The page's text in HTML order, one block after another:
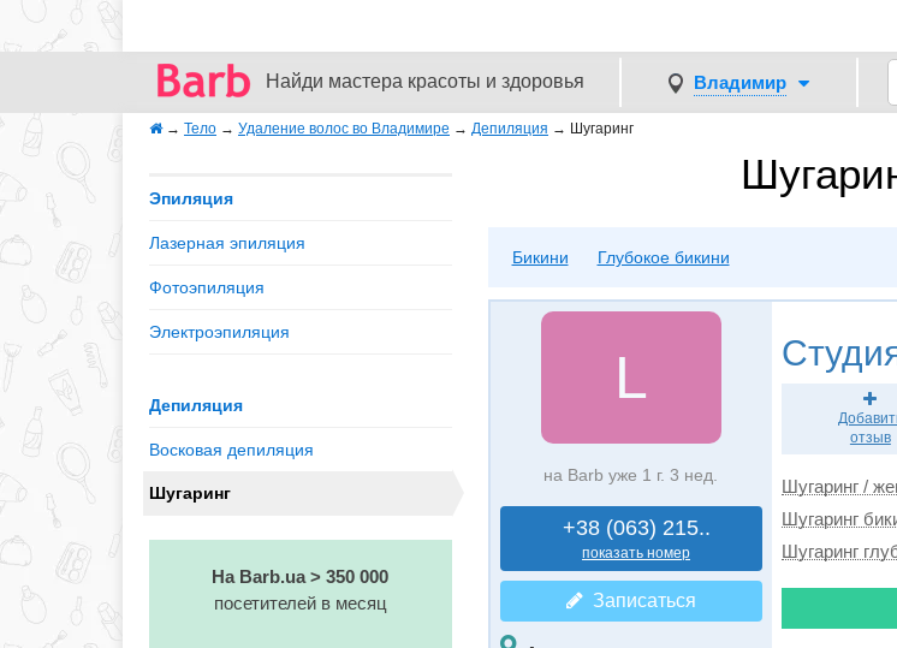
Найди мастера красоты и здоровья Владимир
→ Тело → Удаление волос во Владимире → Депиляция → Шугаринг
Бикини Глубокое бикини
Эпиляция
Лазерная эпиляция
Фотоэпиляция
Электроэпиляция
Депиляция
Восковая депиляция
Шугаринг
На Barb.ua > 350 000
посетителей в месяц
L
на Barb уже 1 г. 3 нед.
+38 (063) 215..
показать номер
Записаться
отзыв
Шугаринг /
Шугаринг
Шугаринг